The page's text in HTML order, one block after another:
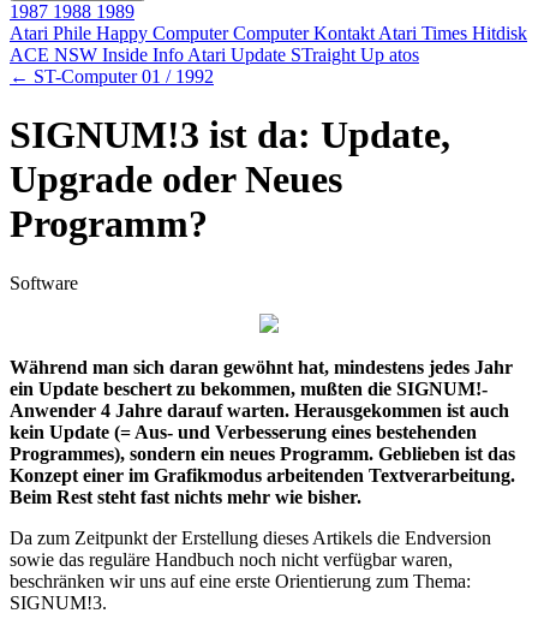
1987 1988 1989
Atari Phile Happy ComputerComputer Kontakt Atari Times Hitdisk
ACE NSW Inside Info Atari Update STraight Up atos
← ST-Computer 01 / 1992
SIGNUM!3 ist da: Update,
Upgrade oder Neues
Programm?
Software
Während man sich daran gewöhnt hat, mindestens jedes Jahr
ein Update beschert zu bekommen, mußten die SIGNUM!-
Anwender 4 Jahre darauf warten. Herausgekommen ist auch
kein Update (= Aus- und Verbesserung eines bestehenden
Programmes), sondern ein neues Programm. Geblieben ist das
Konzept einer im Grafikmodus arbeitenden Textverarbeitung.
Beim Rest steht fast nichts mehr wie bisher.
Da zum Zeitpunkt der Erstellung dieses Artikels die Endversion
sowie das reguläre Handbuch noch nicht verfügbar waren,
beschränken wir uns auf eine erste Orientierung zum Thema:
SIGNUM!3.